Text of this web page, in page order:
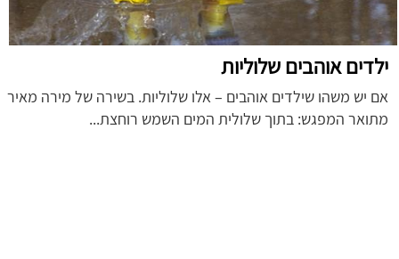
ילדים אוהבים שלוליות
אם יש משהו שילדים אוהבים – אלו שלוליות. בשירה של מירה מאיר
מתואר המפגש: בתוך שלולית המים השמש רוחצת...